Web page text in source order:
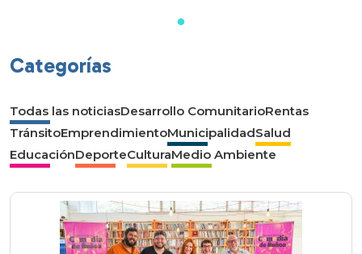
Categorías
Todas las noticiasDesarrollo ComunitarioRentas
TránsitoEmprendimientoMunicipalidadSalud
EducaciónDeporteCulturaMedio Ambiente